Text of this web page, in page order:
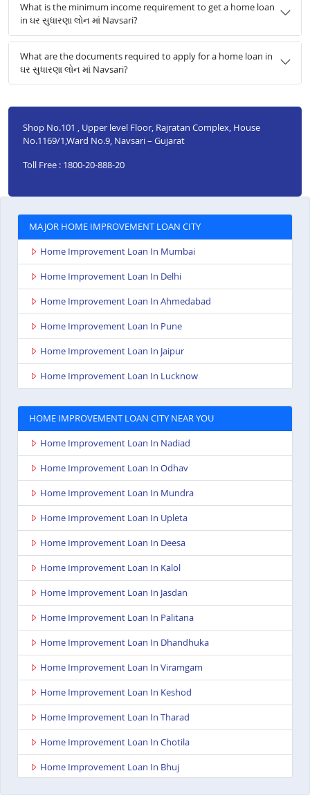
What is the minimum income requirement to get a home loan
in ઘર સુધારણા લોન માં Navsari?
What are the documents required to apply for a home loan in
ઘર સુધારણા લોન માં Navsari?
Shop No.101 , Upper level Floor, Rajratan Complex, House
No.1169/1,Ward No.9, Navsari – Gujarat
Toll Free : 1800-20-888-20
MAJOR HOME IMPROVEMENT LOAN CITY
Home Improvement Loan In Mumbai
Home Improvement Loan In Delhi
Home Improvement Loan In Ahmedabad
Home Improvement Loan In Pune
Home Improvement Loan In Jaipur
Home Improvement Loan In Lucknow
HOME IMPROVEMENT LOAN CITY NEAR YOU
Home Improvement Loan In Nadiad
Home Improvement Loan In Odhav
Home Improvement Loan In Mundra
Home Improvement Loan In Upleta
Home Improvement Loan In Deesa
Home Improvement Loan In Kalol
Home Improvement Loan In Jasdan
Home Improvement Loan In Palitana
Home Improvement Loan In Dhandhuka
Home Improvement Loan In Viramgam
Home Improvement Loan In Keshod
Home Improvement Loan In Tharad
Home Improvement Loan In Chotila
Home Improvement Loan In Bhuj